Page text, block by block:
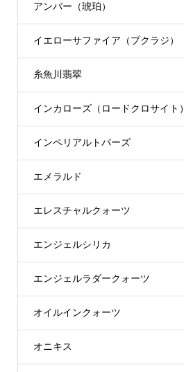
アンバー（琥珀）
イエローサファイア（プクラジ）
糸魚川翡翠
インカローズ（ロードクロサイト）
インペリアルトパーズ
エメラルド
エレスチャルクォーツ
エンジェルシリカ
エンジェルラダークォーツ
オイルインクォーツ
オニキス